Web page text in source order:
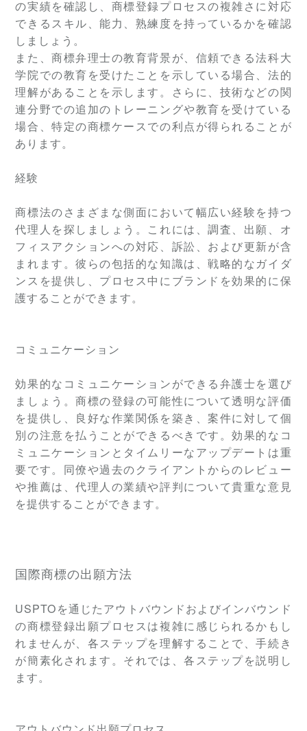
の実績を確認し、商標登録プロセスの複雑さに対応
できるスキル、能力、熟練度を持っているかを確認
しましょう。
また、商標弁理士の教育背景が、信頼できる法科大
学院での教育を受けたことを示している場合、法的
理解があることを示します。さらに、技術などの関
連分野での追加のトレーニングや教育を受けている
場合、特定の商標ケースでの利点が得られることが
あります。
経験
商標法のさまざまな側面において幅広い経験を持つ
代理人を探しましょう。これには、調査、出願、オ
フィスアクションへの対応、訴訟、および更新が含
まれます。彼らの包括的な知識は、戦略的なガイダ
ンスを提供し、プロセス中にブランドを効果的に保
護することができます。
コミュニケーション
効果的なコミュニケーションができる弁護士を選び
ましょう。商標の登録の可能性について透明な評価
を提供し、良好な作業関係を築き、案件に対して個
別の注意を払うことができるべきです。効果的なコ
ミュニケーションとタイムリーなアップデートは重
要です。同僚や過去のクライアントからのレビュー
や推薦は、代理人の業績や評判について貴重な意見
を提供することができます。
国際商標の出願方法
USPTOを通じたアウトバウンドおよびインバウンド
の商標登録出願プロセスは複雑に感じられるかもし
れませんが、各ステップを理解することで、手続き
が簡素化されます。それでは、各ステップを説明し
ます。